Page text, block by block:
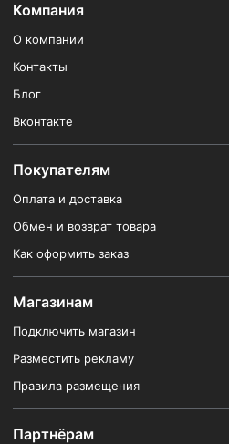
Компания
О компании
Контакты
Блог
Вконтакте
Покупателям
Оплата и доставка
Обмен и возврат товара
Как оформить заказ
Магазинам
Подключить магазин
Разместить рекламу
Правила размещения
Партнёрам